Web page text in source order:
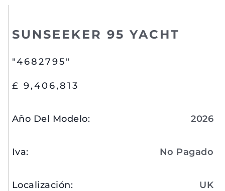
SUNSEEKER 95 YACHT
"4682795"
£ 9,406,813
Año Del Modelo: 2026
Iva: No Pagado
Localización: UK